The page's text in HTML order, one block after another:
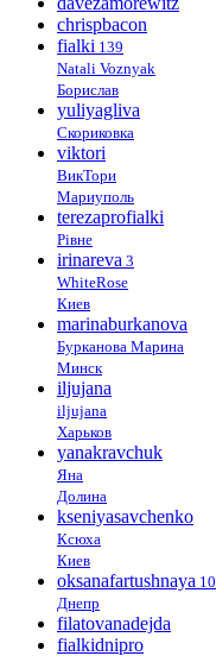
chrispbacon
fialki 139
Natali Voznyak
Борислав
yuliyagliva
Скориковка
viktori
ВикТори
Мариуполь
terezaprofialki
Рівне
irinareva 3
WhiteRose
Киев
marinaburkanova
Бурканова Марина
Минск
iljujana
iljujana
Харьков
yanakravchuk
Яна
Долина
kseniyasavchenko
Ксюха
Киев
oksanafartushnaya 10
Днепр
filatovanadejda
fialkidnipro